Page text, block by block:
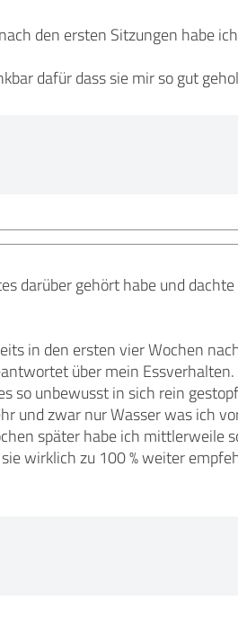
den ersten Sitzungen habe
dafür dass sie mir so gut
darüber gehört habe und
in den ersten vier Wochen
über mein Essverhalten.
so unbewusst in sich rein
und zwar nur Wasser was ich
später habe ich mittlerweile
wirklich zu 100 % weiter